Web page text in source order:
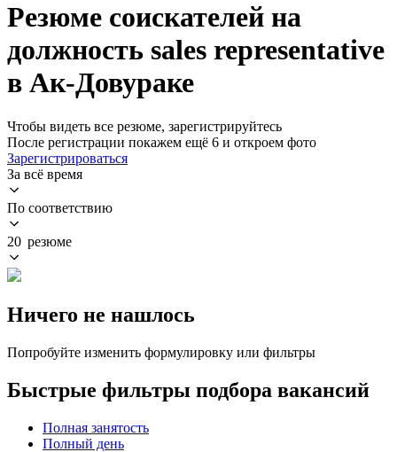
Резюме соискателей на
должность sales representative
в Ак-Довураке
Чтобы видеть все резюме, зарегистрируйтесь
После регистрации покажем ещё 6 и откроем фото
Зарегистрироваться
За всё время
По соответствию
20 резюме
Ничего не нашлось
Попробуйте изменить формулировку или фильтры
Быстрые фильтры подбора вакансий
Полная занятость
Полный день